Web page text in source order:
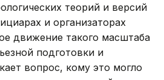
теорий и версий
и организаторах
движение такого масштаба
подготовки и
вопрос, кому это могло